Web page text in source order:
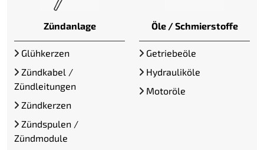
Zündanlage
Glühkerzen
Zündkabel /
Zündleitungen
Zündkerzen
Zündspulen /
Zündmodule
Öle / Schmierstoffe
Getriebeöle
Hydrauliköle
Motoröle